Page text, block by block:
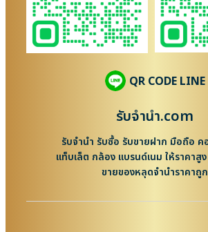
QR CODE LINE
รับจํานํา.com
รับจำนำ รับซื้อ รับขายฝาก มือถือ ค
แท็บเล็ต กล้อง แบรนด์เนม ให้ราคาสู
ขายของหลุดจำนำราคาถูก